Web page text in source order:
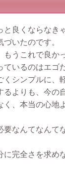
良くならなき
いたのです。
もうこれで良か
いるのはエゴ
シンプルに、
よりも、今の
く、本当の心
なんてなんて
完全さを求め